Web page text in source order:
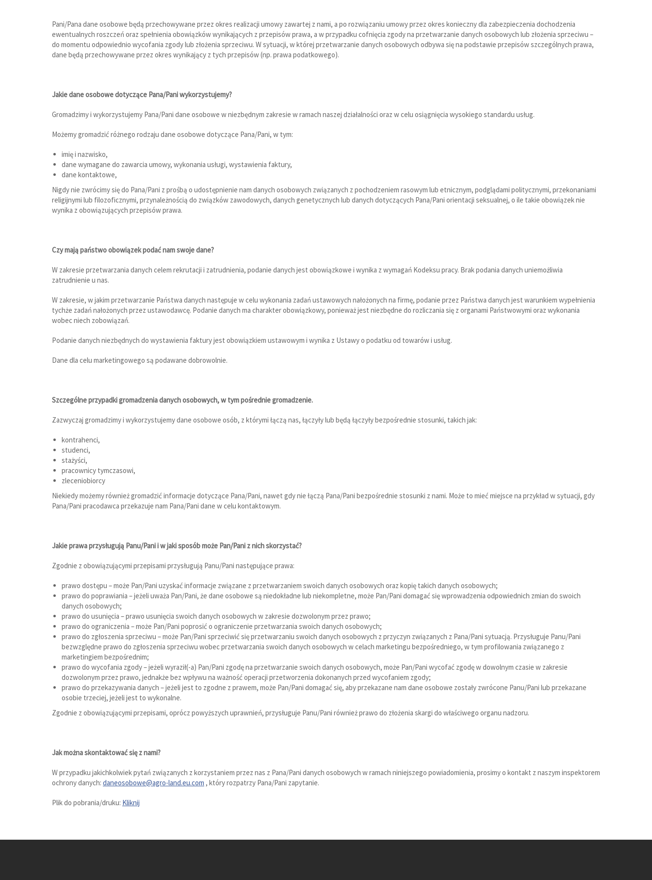
Pani/Pana dane osobowe będą przechowywane przez okres realizacji umowy zawartej z nami, a po rozwiązaniu umowy przez okres konieczny dla zabezpieczenia dochodzenia
ewentualnych roszczeń oraz spełnienia obowiązków wynikających z przepisów prawa, a w przypadku cofnięcia zgody na przetwarzanie danych osobowych lub złożenia sprzeciwu –
do momentu odpowiednio wycofania zgody lub złożenia sprzeciwu. W sytuacji, w której przetwarzanie danych osobowych odbywa się na podstawie przepisów szczególnych prawa,
dane będą przechowywane przez okres wynikający z tych przepisów (np. prawa podatkowego).
Jakie dane osobowe dotyczące Pana/Pani wykorzystujemy?
Gromadzimy i wykorzystujemy Pana/Pani dane osobowe w niezbędnym zakresie w ramach naszej działalności oraz w celu osiągnięcia wysokiego standardu usług.
Możemy gromadzić różnego rodzaju dane osobowe dotyczące Pana/Pani, w tym:
imię i nazwisko,
dane wymagane do zawarcia umowy, wykonania usługi, wystawienia faktury,
dane kontaktowe,
Nigdy nie zwrócimy się do Pana/Pani z prośbą o udostępnienie nam danych osobowych związanych z pochodzeniem rasowym lub etnicznym, podglądami politycznymi, przekonaniami
religijnymi lub filozoficznymi, przynależnością do związków zawodowych, danych genetycznych lub danych dotyczących Pana/Pani orientacji seksualnej, o ile takie obowiązek nie
wynika z obowiązujących przepisów prawa.
Czy mają państwo obowiązek podać nam swoje dane?
W zakresie przetwarzania danych celem rekrutacji i zatrudnienia, podanie danych jest obowiązkowe i wynika z wymagań Kodeksu pracy. Brak podania danych uniemożliwia
zatrudnienie u nas.
W zakresie, w jakim przetwarzanie Państwa danych następuje w celu wykonania zadań ustawowych nałożonych na firmę, podanie przez Państwa danych jest warunkiem wypełnienia
tychże zadań nałożonych przez ustawodawcę. Podanie danych ma charakter obowiązkowy, ponieważ jest niezbędne do rozliczania się z organami Państwowymi oraz wykonania
wobec niech zobowiązań.
Podanie danych niezbędnych do wystawienia faktury jest obowiązkiem ustawowym i wynika z Ustawy o podatku od towarów i usług.
Dane dla celu marketingowego są podawane dobrowolnie.
Szczególne przypadki gromadzenia danych osobowych, w tym pośrednie gromadzenie.
Zazwyczaj gromadzimy i wykorzystujemy dane osobowe osób, z którymi łączą nas, łączyły lub będą łączyły bezpośrednie stosunki, takich jak:
kontrahenci,
studenci,
stażyści,
pracownicy tymczasowi,
zleceniobiorcy
Niekiedy możemy również gromadzić informacje dotyczące Pana/Pani, nawet gdy nie łączą Pana/Pani bezpośrednie stosunki z nami. Może to mieć miejsce na przykład w sytuacji, gdy
Pana/Pani pracodawca przekazuje nam Pana/Pani dane w celu kontaktowym.
Jakie prawa przysługują Panu/Pani i w jaki sposób może Pan/Pani z nich skorzystać?
Zgodnie z obowiązującymi przepisami przysługują Panu/Pani następujące prawa:
prawo dostępu – może Pan/Pani uzyskać informacje związane z przetwarzaniem swoich danych osobowych oraz kopię takich danych osobowych;
prawo do poprawiania – jeżeli uważa Pan/Pani, że dane osobowe są niedokładne lub niekompletne, może Pan/Pani domagać się wprowadzenia odpowiednich zmian do swoich
danych osobowych;
prawo do usunięcia – prawo usunięcia swoich danych osobowych w zakresie dozwolonym przez prawo;
prawo do ograniczenia – może Pan/Pani poprosić o ograniczenie przetwarzania swoich danych osobowych;
prawo do zgłoszenia sprzeciwu – może Pan/Pani sprzeciwić się przetwarzaniu swoich danych osobowych z przyczyn związanych z Pana/Pani sytuacją. Przysługuje Panu/Pani
bezwzględne prawo do zgłoszenia sprzeciwu wobec przetwarzania swoich danych osobowych w celach marketingu bezpośredniego, w tym profilowania związanego z
marketingiem bezpośrednim;
prawo do wycofania zgody – jeżeli wyraził(-a) Pan/Pani zgodę na przetwarzanie swoich danych osobowych, może Pan/Pani wycofać zgodę w dowolnym czasie w zakresie
dozwolonym przez prawo, jednakże bez wpływu na ważność operacji przetworzenia dokonanych przed wycofaniem zgody;
prawo do przekazywania danych – jeżeli jest to zgodne z prawem, może Pan/Pani domagać się, aby przekazane nam dane osobowe zostały zwrócone Panu/Pani lub przekazane
osobie trzeciej, jeżeli jest to wykonalne.
Zgodnie z obowiązującymi przepisami, oprócz powyższych uprawnień, przysługuje Panu/Pani również prawo do złożenia skargi do właściwego organu nadzoru.
Jak można skontaktować się z nami?
W przypadku jakichkolwiek pytań związanych z korzystaniem przez nas z Pana/Pani danych osobowych w ramach niniejszego powiadomienia, prosimy o kontakt z naszym inspektorem
ochrony danych: daneosobowe@agro-land.eu.com , który rozpatrzy Pana/Pani zapytanie.
Plik do pobrania/druku: Kliknij